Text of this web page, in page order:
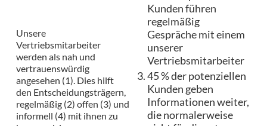
Unsere
Vertriebsmitarbeiter
werden als nah und
vertrauenswürdig
angesehen (1). Dies hilft
den Entscheidungsträgern,
regelmäßig (2) offen (3) und
informell (4) mit ihnen zu
Kunden führen
regelmäßig
Gespräche mit einem
unserer
Vertriebsmitarbeiter
45 % der potenziellen
Kunden geben
Informationen weiter,
die normalerweise